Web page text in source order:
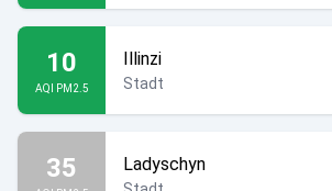
10
AQI PM2.5
Illinzi
Stadt
35 Ladyschyn